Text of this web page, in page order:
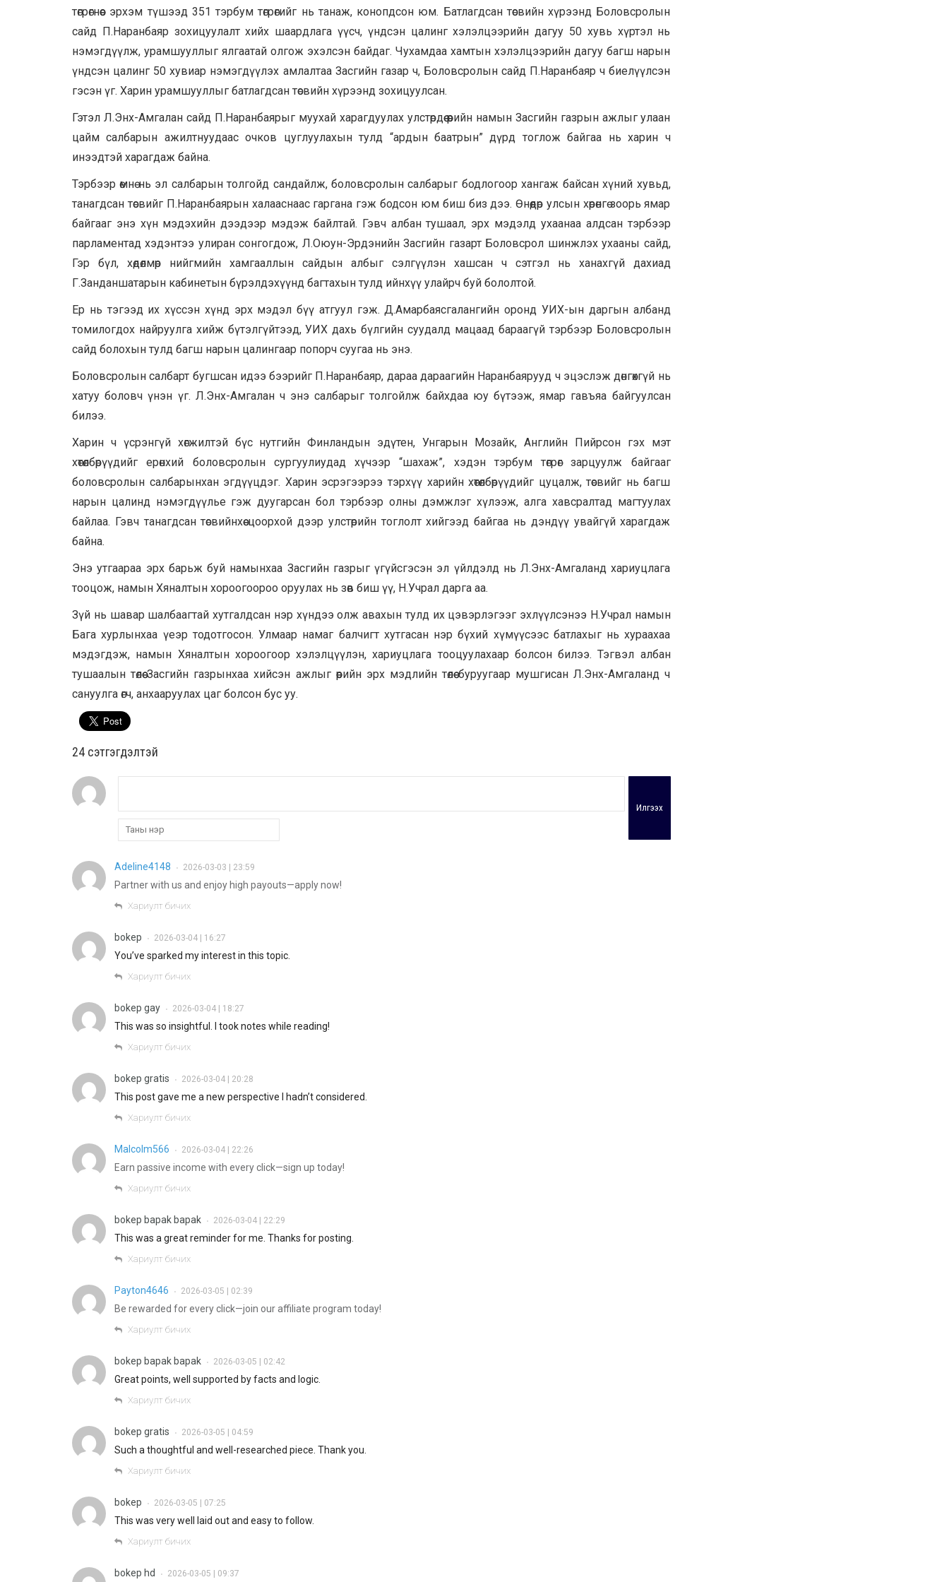
төгрөгнөөс эрхэм түшээд 351 тэрбум төгрөгийг нь танаж, конопдсон юм. Батлагдсан төсвийн хүрээнд Боловсролын
сайд П.Наранбаяр зохицуулалт хийх шаардлага үүсч, үндсэн цалинг хэлэлцээрийн дагуу 50 хувь хүртэл нь
нэмэгдүүлж, урамшууллыг ялгаатай олгож эхэлсэн байдаг. Чухамдаа хамтын хэлэлцээрийн дагуу багш нарын
үндсэн цалинг 50 хувиар нэмэгдүүлэх амлалтаа Засгийн газар ч, Боловсролын сайд П.Наранбаяр ч биелүүлсэн
гэсэн үг. Харин урамшууллыг батлагдсан төсвийн хүрээнд зохицуулсан.
Гэтэл Л.Энх-Амгалан сайд П.Наранбаярыг муухай харагдуулах улстөрдөө өөрийн намын Засгийн газрын ажлыг улаан
цайм салбарын ажилтнуудаас очков цуглуулахын тулд “ардын баатрын” дүрд тоглож байгаа нь харин ч
инээдтэй харагдаж байна.
Тэрбээр өмнө нь эл салбарын толгойд сандайлж, боловсролын салбарыг бодлогоор хангаж байсан хүний хувьд,
танагдсан төсвийг П.Наранбаярын халааснаас гаргана гэж бодсон юм биш биз дээ. Өнөөдөр улсын хөрөнгө зоорь ямар
байгааг энэ хүн мэдэхийн дээдээр мэдэж байлтай. Гэвч албан тушаал, эрх мэдэлд ухаанаа алдсан тэрбээр
парламентад хэдэнтээ улиран сонгогдож, Л.Оюун-Эрдэнийн Засгийн газарт Боловсрол шинжлэх ухааны сайд,
Гэр бүл, хөдөлмөр нийгмийн хамгааллын сайдын албыг сэлгүүлэн хашсан ч сэтгэл нь ханахгүй дахиад
Г.Занданшатарын кабинетын бүрэлдэхүүнд багтахын тулд ийнхүү улайрч буй бололтой.
Ер нь тэгээд их хүссэн хүнд эрх мэдэл бүү атгуул гэж. Д.Амарбаясгалангийн оронд УИХ-ын даргын албанд
томилогдох найруулга хийж бүтэлгүйтээд, УИХ дахь бүлгийн суудалд мацаад бараагүй тэрбээр Боловсролын
сайд болохын тулд багш нарын цалингаар попорч суугаа нь энэ.
Боловсролын салбарт бугшсан идээ бээрийг П.Наранбаяр, дараа дараагийн Наранбаярууд ч эцэслэж дөнгөхгүй нь
хатуу боловч үнэн үг. Л.Энх-Амгалан ч энэ салбарыг толгойлж байхдаа юу бүтээж, ямар гавъяа байгуулсан
билээ.
Харин ч үсрэнгүй хөгжилтэй бүс нутгийн Финландын эдүтен, Унгарын Мозайк, Английн Пийрсон гэх мэт
хөтөлбөрүүдийг ерөнхий боловсролын сургуулиудад хүчээр “шахаж”, хэдэн тэрбум төгрөг зарцуулж байгааг
боловсролын салбарынхан эгдүүцдэг. Харин эсрэгээрээ тэрхүү харийн хөтөлбөрүүдийг цуцалж, төсвийг нь багш
нарын цалинд нэмэгдүүлье гэж дуугарсан бол тэрбээр олны дэмжлэг хүлээж, алга хавсралтад магтуулах
байлаа. Гэвч танагдсан төсвийнхөө цоорхой дээр улстөрийн тоглолт хийгээд байгаа нь дэндүү увайгүй харагдаж
байна.
Энэ утгаараа эрх барьж буй намынхаа Засгийн газрыг үгүйсгэсэн эл үйлдэлд нь Л.Энх-Амгаланд хариуцлага
тооцож, намын Хяналтын хороогоороо оруулах нь зөв биш үү, Н.Учрал дарга аа.
Зүй нь шавар шалбаагтай хутгалдсан нэр хүндээ олж авахын тулд их цэвэрлэгээг эхлүүлсэнээ Н.Учрал намын
Бага хурлынхаа үеэр тодотгосон. Улмаар намаг балчигт хутгасан нэр бүхий хүмүүсээс батлахыг нь хураахаа
мэдэгдэж, намын Хяналтын хороогоор хэлэлцүүлэн, хариуцлага тооцуулахаар болсон билээ. Тэгвэл албан
тушаалын төлөө Засгийн газрынхаа хийсэн ажлыг өөрийн эрх мэдлийн төлөө буруугаар мушгисан Л.Энх-Амгаланд ч
сануулга өгч, анхааруулах цаг болсон бус уу.
24 cэтгэгдэлтэй
Илгээх
Adeline4148 • 2026-03-03 | 23:59
Partner with us and enjoy high payouts—apply now!
Хариулт бичих
bokep • 2026-03-04 | 16:27
You’ve sparked my interest in this topic.
Хариулт бичих
bokep gay • 2026-03-04 | 18:27
This was so insightful. I took notes while reading!
Хариулт бичих
bokep gratis • 2026-03-04 | 20:28
This post gave me a new perspective I hadn’t considered.
Хариулт бичих
Malcolm566 • 2026-03-04 | 22:26
Earn passive income with every click—sign up today!
Хариулт бичих
bokep bapak bapak • 2026-03-04 | 22:29
This was a great reminder for me. Thanks for posting.
Хариулт бичих
Payton4646 • 2026-03-05 | 02:39
Be rewarded for every click—join our affiliate program today!
Хариулт бичих
bokep bapak bapak • 2026-03-05 | 02:42
Great points, well supported by facts and logic.
Хариулт бичих
bokep gratis • 2026-03-05 | 04:59
Such a thoughtful and well-researched piece. Thank you.
Хариулт бичих
bokep • 2026-03-05 | 07:25
This was very well laid out and easy to follow.
Хариулт бичих
bokep hd • 2026-03-05 | 09:37